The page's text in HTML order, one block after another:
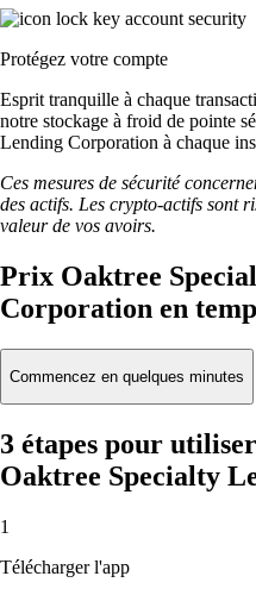
Protégez votre compte
Esprit tranquille à chaque
notre stockage à froid de pointe
Lending Corporation à chaque
Ces mesures de sécurité
des actifs. Les crypto-actifs sont
valeur de vos avoirs.
Prix Oaktree
Corporation en
Commencez en quelques minutes
3 étapes pour
Oaktree Specialty
1
Télécharger l'app